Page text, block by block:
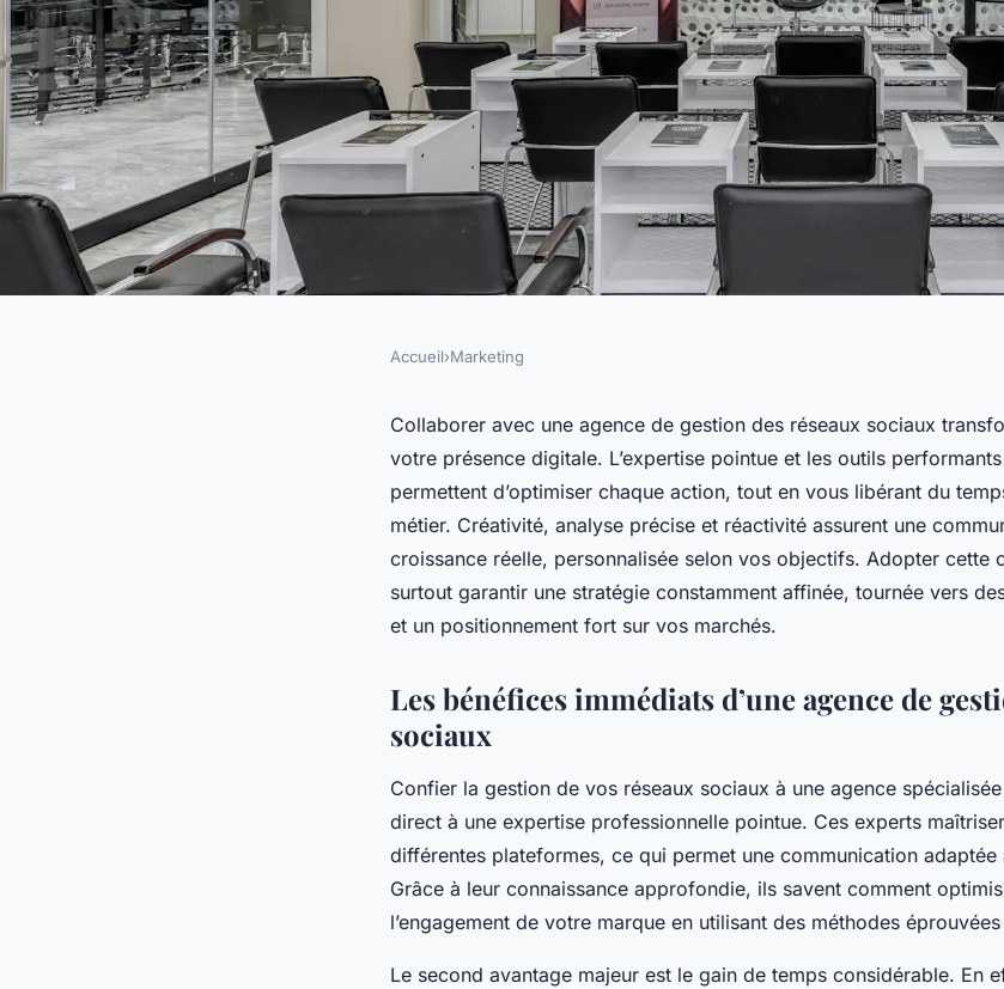
10 avantages de travailler avec une
agence de gestion des réseaux sociaux
Accueil›Marketing
Collaborer avec une agence de gestion des réseaux sociaux
votre présence digitale. L’expertise pointue et les outils
permettent d’optimiser chaque action, tout en vous libérant du
métier. Créativité, analyse précise et réactivité assurent une
croissance réelle, personnalisée selon vos objectifs. Adopter cette
surtout garantir une stratégie constamment affinée, tournée vers
et un positionnement fort sur vos marchés.
Les bénéfices immédiats d’une agence de
sociaux
Confier la gestion de vos réseaux sociaux à une agence
direct à une expertise professionnelle pointue. Ces experts
différentes plateformes, ce qui permet une communication adaptée
Grâce à leur connaissance approfondie, ils savent comment
l’engagement de votre marque en utilisant des méthodes
Le second avantage majeur est le gain de temps considérable. En